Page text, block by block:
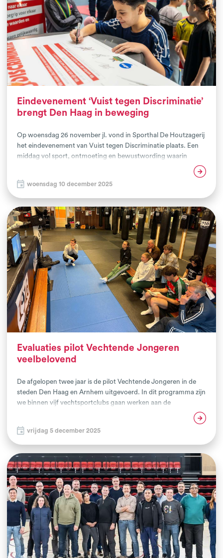
niet om voor een kennismaking met een beleidsadviseur of
wethouder van een gemeente? Dan kijken we er naar uit
kennis met je te maken!
Eindevenement ‘Vuist tegen Discriminatie’
brengt Den Haag in beweging
Op woensdag 26 november jl. vond in Sporthal De Houtzagerij
het eindevenement van Vuist tegen Discriminatie plaats. Een
middag vol sport, ontmoeting en bewustwording waarin
Haagse vechtsportclubs lieten zien hoe krachtig de inzet voor
inclusie kan zijn. Het Haags Vechtsport Collectief, waarvan 17
clubs deelnemer zijn aan het Vuist project, kijkt terug op een
inspirerende dag waar sportiviteit en maatschappelijke
betrokkenheid hand in hand gingen.
woensdag 10 december 2025
Evaluaties pilot Vechtende Jongeren
veelbelovend
De afgelopen twee jaar is de pilot Vechtende Jongeren in de
steden Den Haag en Arnhem uitgevoerd. In dit programma zijn
we binnen vijf vechtsportclubs gaan werken aan de
talentontwikkeling en veerkracht van jongeren tussen de 14-26
jaar. Hierbij legden we een focus op jongeren die problemen
ervaren op verschillende leefgebieden en die al in de club
aanwezig zijn. Hierbij was het uitgangspunt dat we uitgaan van
talenten in plaats van tekortkomingen. Onderzoeksbureau
DataIm presenteerde onlangs de opbrengsten van dit traject
en ook met alle betrokkenen zijn deze maand de evaluaties
uitgevoerd. Niet alleen de persoonlijk ervaringen en resultaten
zijn veelbelovend ook de cijfers spreken voor zich.
vrijdag 5 december 2025